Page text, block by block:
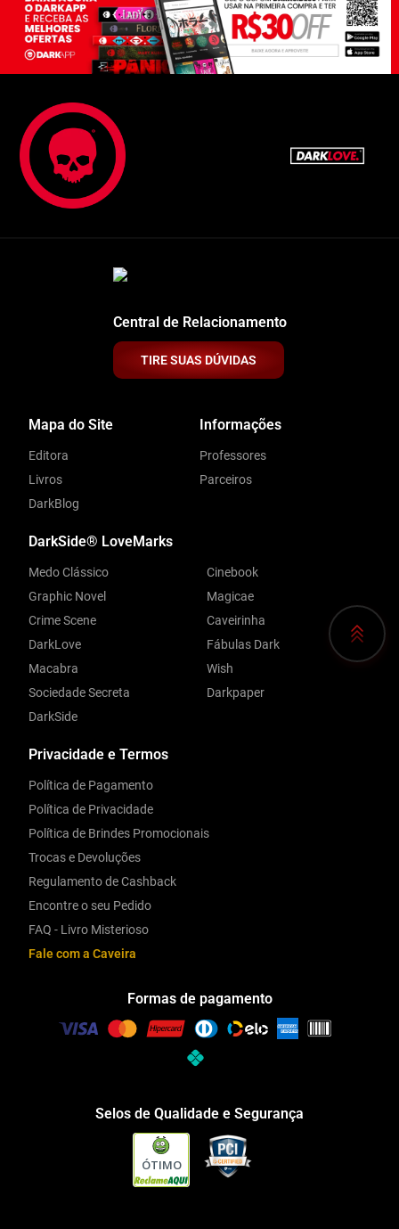
Central de Relacionamento
TIRE SUAS DÚVIDAS
Privacidade e Termos
Política de Pagamento
Política de Privacidade
Política de Brindes Promocionais
Trocas e Devoluções
Regulamento de Cashback
Encontre o seu Pedido
FAQ - Livro Misterioso
Fale com a Caveira
Mapa do Site
Editora
Livros
DarkBlog
Informações
Professores
Parceiros
DarkSide® LoveMarks
Medo Clássico
Graphic Novel
Crime Scene
DarkLove
Macabra
Sociedade Secreta
DarkSide
Cinebook
Magicae
Caveirinha
Fábulas Dark
Wish
Darkpaper
Formas de pagamento
Selos de Qualidade e Segurança
ÓTIMO